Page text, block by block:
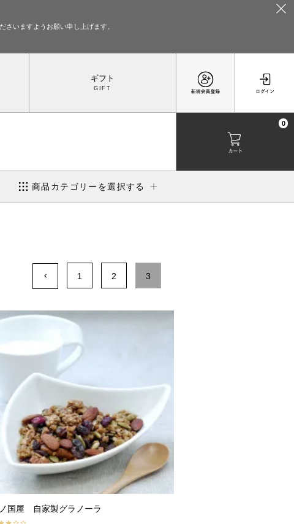
さいますようお願い申し上げます。
0
ギフト
商品カテゴリーを選択する
1 2 3
国屋 自家製グラノーラ